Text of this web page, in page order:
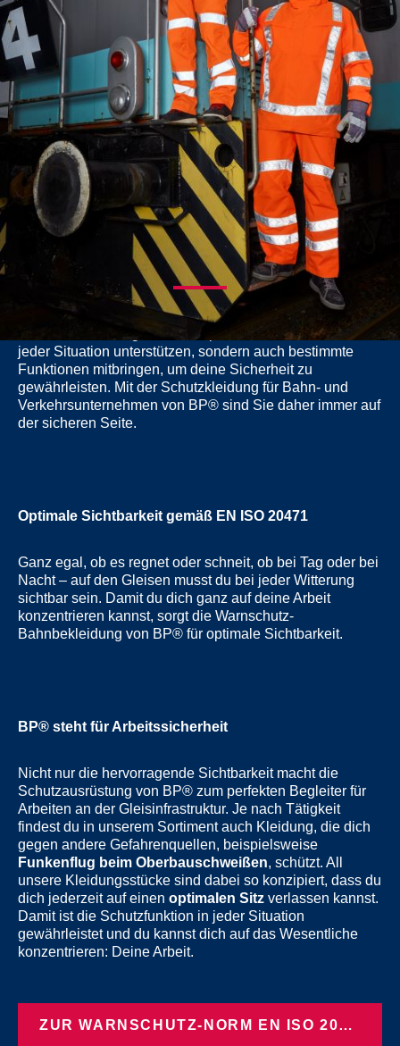
SICHERHEIT NACH NORM
WARNKLEIDUNG FÜR
GLEISBAU/OBERBAU
Die Arbeit am Gleis verlangt dir einiges ab. Da muss die
Warnschutzleidung nicht nur optimal sitzen und dich in
jeder Situation unterstützen, sondern auch bestimmte
Funktionen mitbringen, um deine Sicherheit zu
gewährleisten. Mit der Schutzkleidung für Bahn- und
Verkehrsunternehmen von BP® sind Sie daher immer auf
der sicheren Seite.
Optimale Sichtbarkeit gemäß EN ISO 20471
Ganz egal, ob es regnet oder schneit, ob bei Tag oder bei
Nacht – auf den Gleisen musst du bei jeder Witterung
sichtbar sein. Damit du dich ganz auf deine Arbeit
konzentrieren kannst, sorgt die Warnschutz-
Bahnbekleidung von BP® für optimale Sichtbarkeit.
BP® steht für Arbeitssicherheit
Nicht nur die hervorragende Sichtbarkeit macht die
Schutzausrüstung von BP® zum perfekten Begleiter für
Arbeiten an der Gleisinfrastruktur. Je nach Tätigkeit
findest du in unserem Sortiment auch Kleidung, die dich
gegen andere Gefahrenquellen, beispielsweise
Funkenflug beim Oberbauschweißen, schützt. All
unsere Kleidungsstücke sind dabei so konzipiert, dass du
dich jederzeit auf einen optimalen Sitz verlassen kannst.
Damit ist die Schutzfunktion in jeder Situation
gewährleistet und du kannst dich auf das Wesentliche
konzentrieren: Deine Arbeit.
ZUR WARNSCHUTZ-NORM EN ISO 20471